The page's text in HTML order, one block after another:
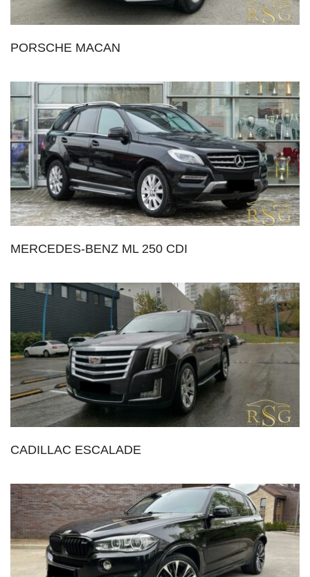
PORSCHE MACAN
MERCEDES-BENZ ML 250 CDI
CADILLAC ESCALADE